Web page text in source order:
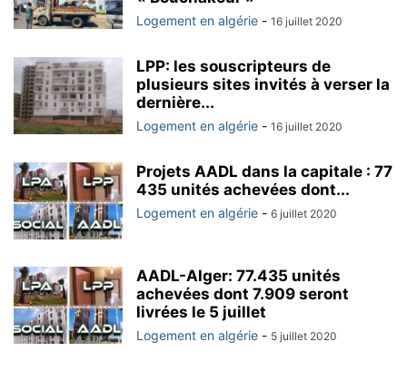
Logement en algérie - 16 juillet 2020
LPP: les souscripteurs de
plusieurs sites invités à verser la
dernière...
Logement en algérie - 16 juillet 2020
Projets AADL dans la capitale : 77
435 unités achevées dont...
Logement en algérie - 6 juillet 2020
AADL-Alger: 77.435 unités
achevées dont 7.909 seront
livrées le 5 juillet
Logement en algérie - 5 juillet 2020